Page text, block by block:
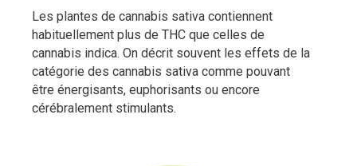
Les plantes de cannabis sativa contiennent
habituellement plus de THC que celles de
cannabis indica. On décrit souvent les effets de la
catégorie des cannabis sativa comme pouvant
être énergisants, euphorisants ou encore
cérébralement stimulants.